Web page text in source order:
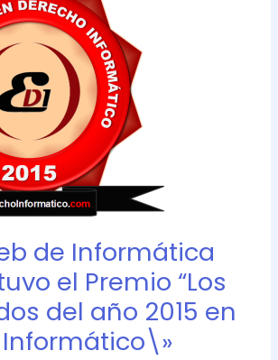
de Informática
el Premio “Los
del año 2015 en
Informático\»